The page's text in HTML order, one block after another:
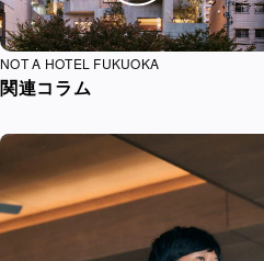
NOT A HOTEL FUKUOKA
関連コラム